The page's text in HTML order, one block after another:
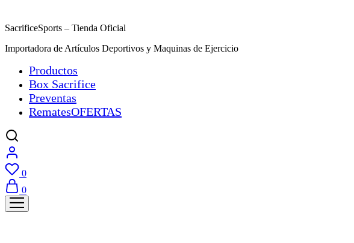
SacrificeSports – Tienda Oficial
Importadora de Artículos Deportivos y Maquinas de Ejercicio
Productos
Box Sacrifice
Preventas
RematesOFERTAS
0
0